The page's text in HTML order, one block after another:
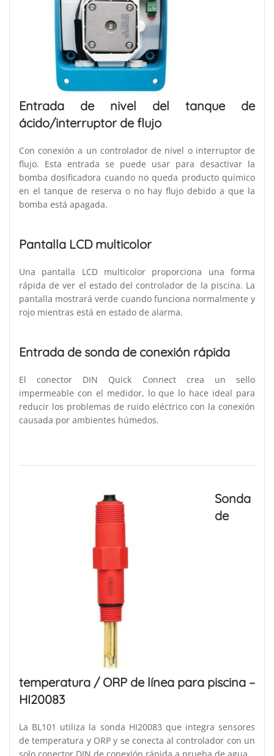
Entrada de nivel del tanque de
ácido/interruptor de flujo
Con conexión a un controlador de nivel o interruptor de
flujo. Esta entrada se puede usar para desactivar la
bomba dosificadora cuando no queda producto químico
en el tanque de reserva o no hay flujo debido a que la
bomba está apagada.
Pantalla LCD multicolor
Una pantalla LCD multicolor proporciona una forma
rápida de ver el estado del controlador de la piscina. La
pantalla mostrará verde cuando funciona normalmente y
rojo mientras está en estado de alarma.
Entrada de sonda de conexión rápida
El conector DIN Quick Connect crea un sello
impermeable con el medidor, lo que lo hace ideal para
reducir los problemas de ruido eléctrico con la conexión
causada por ambientes húmedos.
Sonda
de
temperatura / ORP de línea para piscina –
HI20083
La BL101 utiliza la sonda HI20083 que integra sensores
de temperatura y ORP y se conecta al controlador con un
solo conector DIN de conexión rápida a prueba de agua.